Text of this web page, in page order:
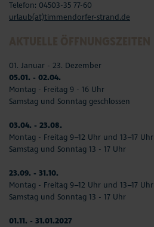
Telefon: 04503-35 77-60
urlaub(at)timmendorfer-strand.de
01. Januar - 23. Dezember
05.01. - 02.04.
Montag - Freitag 9 - 16 Uhr
Samstag und Sonntag geschlossen
03.04. - 23.08.
Montag - Freitag 9–12 Uhr und 13–17 Uhr
Samstag und Sonntag 13 - 17 Uhr
23.09. - 31.10.
Montag - Freitag 9–12 Uhr und 13–17 Uhr
Samstag und Sonntag 13 - 17 Uhr
01.11. - 31.01.2027